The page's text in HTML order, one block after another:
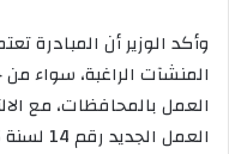
وأكد الوزير أن المبادرة
المنشآت الراغبة، سواء
العمل بالمحافظات، مع
العمل الجديد رقم 14 لسنة 2025.